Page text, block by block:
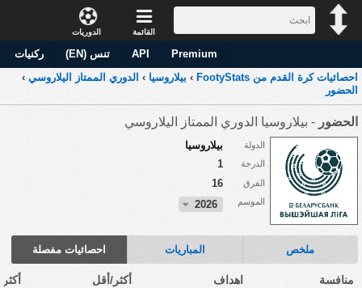
الدوريات القائمة
ركنيات تنس (EN) API
Premium
احصائيات كرة القدم من FootyStats
› بيلاروسيا › الدوري الممتاز اليلاروسي ›
الحضور
الحضور - بيلاروسيا الدوري الممتاز اليلاروسي
الدولة بيلاروسيا
الدرجة 1
الفرق 16
الموسم 2026
احصائيات مفصلة المباريات ملخص
منافسة اهداف أكثر/أقل أكثر